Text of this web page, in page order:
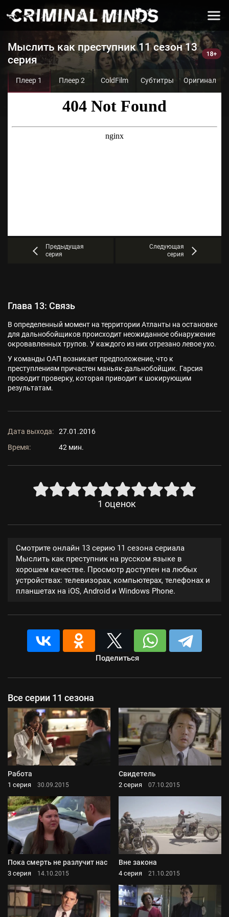
Мыслить как преступник 11 сезон 13
серия
Плеер 1 Плеер 2 ColdFilm Субтитры Оригинал
Предыдущая
серия
Следующая
серия
Глава 13: Связь
В определенный момент на территории Атланты на остановке
для дальнобойщиков происходит неожиданное обнаружение
окровавленных трупов. У каждого из них отрезано левое ухо.
У команды ОАП возникает предположение, что к
преступлениям причастен маньяк-дальнобойщик. Гарсия
проводит проверку, которая приводит к шокирующим
результатам.
Дата выхода:
27.01.2016
Время:
42 мин.
1 оценок
Смотрите онлайн 13 серию 11 сезона сериала
Мыслить как преступник на русском языке в
хорошем качестве. Просмотр доступен на любых
устройствах: телевизорах, компьютерах, телефонах и
планшетах на iOS, Android и Windows Phone.
Поделиться
Все серии 11 сезона
Работа
1 серия 30.09.2015
Свидетель
2 серия 07.10.2015
Пока смерть не разлучит нас
3 серия 14.10.2015
Вне закона
4 серия 21.10.2015